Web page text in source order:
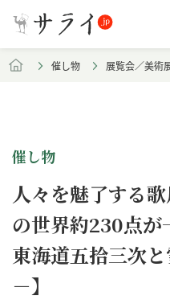
催し物 展覧会／美術
催し物
人々を魅了する
の世界約230点が
東海道五拾三次
－】